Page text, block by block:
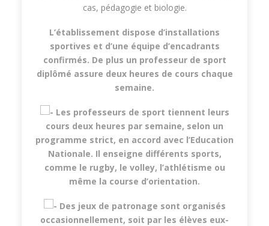
cas, pédagogie et biologie.
L’établissement dispose d’installations
sportives et d’une équipe d’encadrants
confirmés. De plus un professeur de sport
diplômé assure deux heures de cours chaque
semaine.
Les professeurs de sport tiennent leurs
cours deux heures par semaine, selon un
programme strict, en accord avec l’Education
Nationale. Il enseigne différents sports,
comme le rugby, le volley, l’athlétisme ou
même la course d’orientation.
Des jeux de patronage sont organisés
occasionnellement, soit par les élèves eux-